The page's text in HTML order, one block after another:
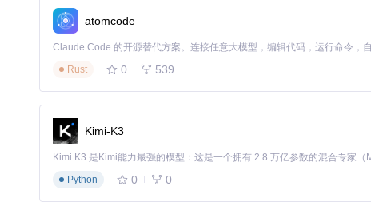
"piet-metal"
version
"0.1.0"
[dependencies]
some_dependency
some_dev_dependency =
atomcode
Rust
0 539
Kimi-K3
Python
0 0